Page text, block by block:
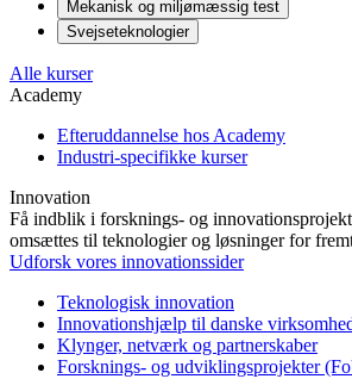
Mekanisk og miljømæssig test
Svejseteknologier
Alle kurser
Academy
Efteruddannelse hos Academy
Industri-specifikke kurser
Innovation
Få indblik i forsknings- og
omsættes til teknologier og løsninger for
Udforsk vores innovationssider
Teknologisk innovation
Innovationshjælp til danske
Klynger, netværk og partnerskaber
Forsknings- og udviklingsprojekter